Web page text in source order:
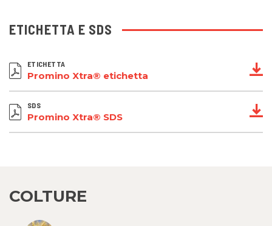
ETICHETTA E SDS
ETICHETTA
Promino Xtra® etichetta
SDS
Promino Xtra® SDS
COLTURE